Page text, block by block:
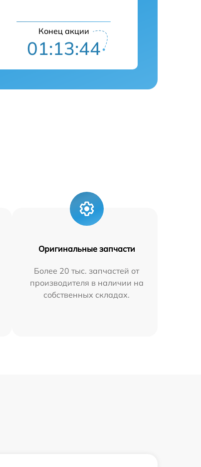
Конец акции
01:13:43
Оригинальные запчасти
Более 20 тыс. запчастей от
производителя в наличии на
собственных складах.